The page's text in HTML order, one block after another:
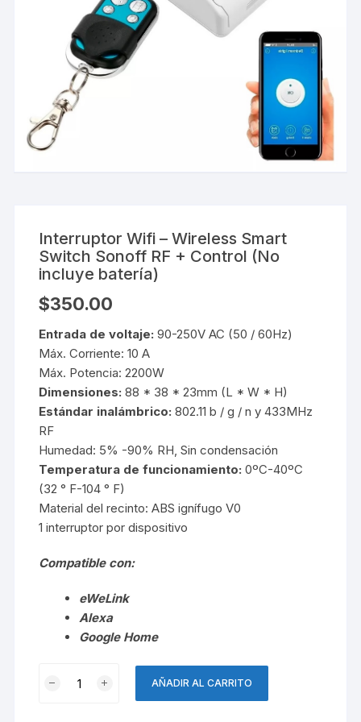
Interruptor Wifi – Wireless Smart
Switch Sonoff RF + Control (No
incluye batería)
$350.00
Entrada de voltaje: 90-250V AC (50 / 60Hz)
Máx. Corriente: 10 A
Máx. Potencia: 2200W
Dimensiones: 88 * 38 * 23mm (L * W * H)
Estándar inalámbrico: 802.11 b / g / n y 433MHz
RF
Humedad: 5% -90% RH, Sin condensación
Temperatura de funcionamiento: 0ºC-40ºC
(32 ° F-104 ° F)
Material del recinto: ABS ignífugo V0
1 interruptor por dispositivo
Compatible con:
eWeLink
Alexa
Google Home
AÑADIR AL CARRITO